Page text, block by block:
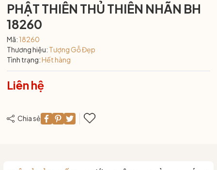
PHẬT THIÊN THỦ THIÊN NHÃN BH
18260
Mã: 18260
Thương hiệu: Tượng Gỗ Đẹp
Tình trạng:Hết hàng
Liên hệ
Chia sẻ